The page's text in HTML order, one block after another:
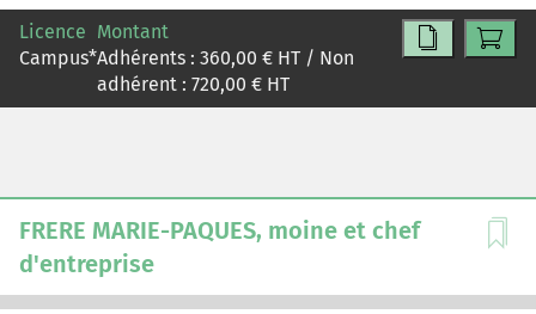
du concept d'entrepreneuriat social et met en évidence
les dérives potentielles. D'autres façons de penser ce
mode d'action sont proposées et discutées.
Licence
Campus*
Montant
Adhérents : 360,00 € HT / Non
adhérent : 720,00 € HT
FRERE MARIE-PAQUES, moine et chef
d'entreprise